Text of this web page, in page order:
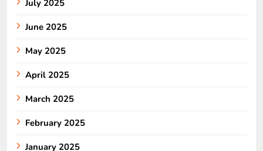
July 2025
June 2025
May 2025
April 2025
March 2025
February 2025
January 2025